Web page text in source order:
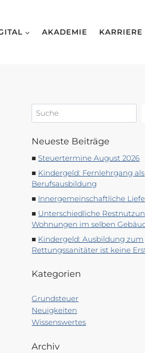
AKADEMIE KARRIERE
Suchen
Neueste Beiträge
Steuertermine August 2026
Kindergeld: Fernlehrgang als
Berufsausbildung
Innergemeinschaftliche
Unterschiedliche
Wohnungen im selben
Kindergeld: Ausbildung zum
Rettungssanitäter ist keine
Kategorien
Grundsteuer
Neuigkeiten
Wissenswertes
Archiv